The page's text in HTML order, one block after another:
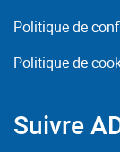
Politique de
Politique de
Suivre